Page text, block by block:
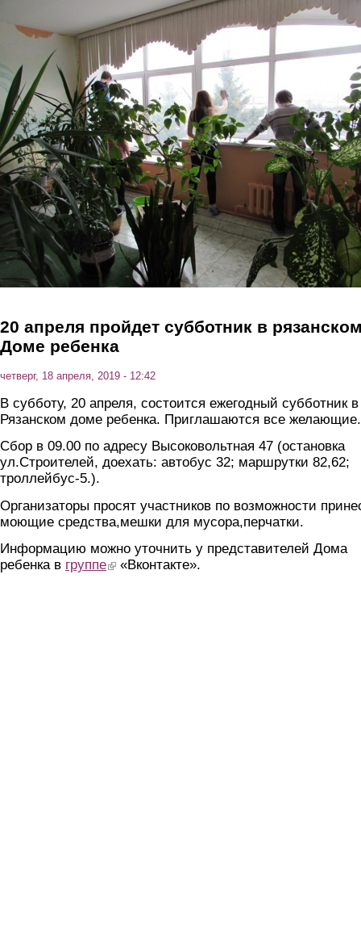
Перейти к основному содержанию
20 апреля пройдет субботник в
Доме ребенка
четверг, 18 апреля, 2019 - 12:42
В субботу, 20 апреля, состоится ежегодный субботник в
Рязанском доме ребенка. Приглашаются все желающие.
Сбор в 09.00 по адресу Высоковольтная 47 (остановка
ул.Строителей, доехать: автобус 32; маршрутки 82,62;
троллейбус-5.).
Организаторы просят участников по возможности
моющие средства,мешки для мусора,перчатки.
Информацию можно уточнить у представителей Дома
ребенка в группе(link is external)
«Вконтакте».